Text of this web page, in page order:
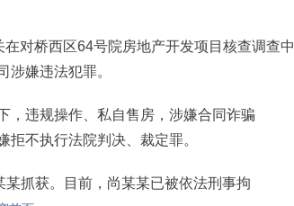
桥西区64号院房地产开发项目核查调查中
涉嫌违法犯罪。
违规操作、私自售房，涉嫌合同诈骗
不执行法院判决、裁定罪。
抓获。目前，尚某某已被依法刑事拘